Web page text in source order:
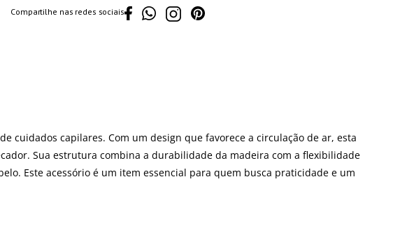
Compartilhe nas redes sociais
cuidados capilares. Com um design que favorece a circulação de ar, esta
Sua estrutura combina a durabilidade da madeira com a flexibilidade
Este acessório é um item essencial para quem busca praticidade e um